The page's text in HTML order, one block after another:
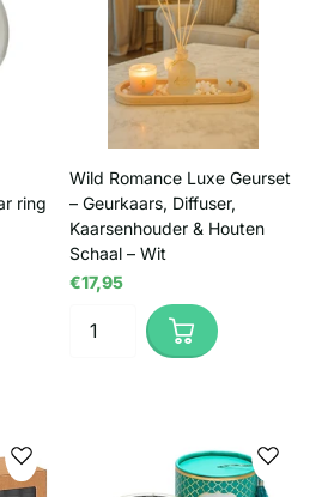
ring
Wild Romance Luxe Geurset
– Geurkaars, Diffuser,
Kaarsenhouder & Houten
Schaal – Wit
€17,95